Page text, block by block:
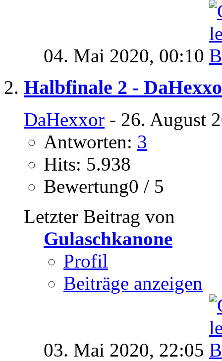
04. Mai 2020, 00:10
Halbfinale 2 -
DaHexxor - 26. August
Antworten: 3
Hits: 5.938
Bewertung0 / 5
Letzter Beitrag von
Gulaschkanone
Profil
Beiträge anzeigen
03. Mai 2020, 22:05